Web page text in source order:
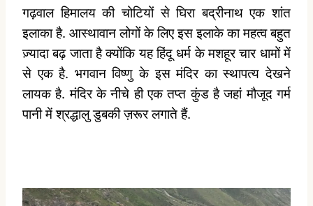
गढ़वाल हिमालय की चोटियों से घिरा बद्रीनाथ एक शांत
इलाका है. आस्थावान लोगों के लिए इस इलाके का महत्व बहुत
ज़्यादा बढ़ जाता है क्योंकि यह हिंदू धर्म के मशहूर चार धामों में
से एक है. भगवान विष्णु के इस मंदिर का स्थापत्य देखने
लायक है. मंदिर के नीचे ही एक तप्त कुंड है जहां मौजूद गर्म
पानी में श्रद्धालु डुबकी ज़रूर लगाते हैं.